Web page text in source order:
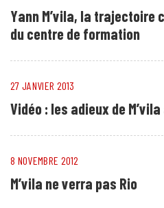
Yann M’vila, la trajectoire
du centre de formation
27 JANVIER 2013
Vidéo : les adieux de
8 NOVEMBRE 2012
M’vila ne verra pas Rio